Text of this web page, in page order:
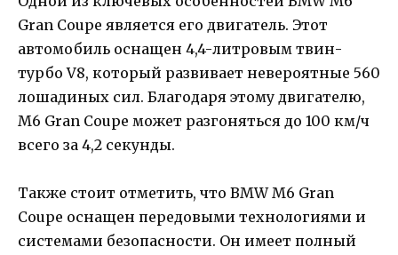
Gran Coupe является его двигатель. Этот
автомобиль оснащен 4,4-литровым твин-
турбо V8, который развивает невероятные 560
лошадиных сил. Благодаря этому двигателю,
M6 Gran Coupe может разгоняться до 100 км/ч
всего за 4,2 секунды.
Также стоит отметить, что BMW M6 Gran
Coupe оснащен передовыми технологиями и
системами безопасности. Он имеет полный